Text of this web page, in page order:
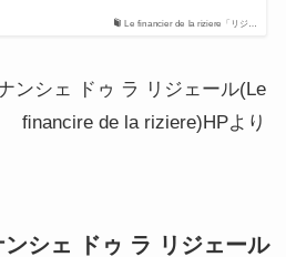
Le financier de la riziere「リジ…
ンシェ ドゥ ラ リジェール(Le
ﬁnancire de la riziere)HPより
ンシェ ドゥ ラ リジェール